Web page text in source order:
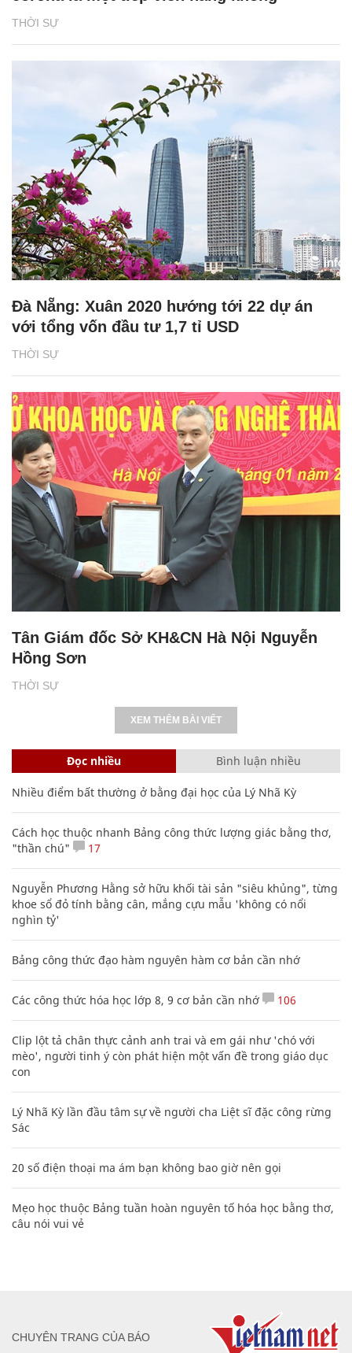
THỜI SỰ
THỜI SỰ
Đà Nẵng: Xuân 2020 hướng tới 22 dự án
với tổng vốn đầu tư 1,7 tỉ USD
THỜI SỰ
Tân Giám đốc Sở KH&CN Hà Nội Nguyễn
Hồng Sơn
XEM THÊM BÀI VIẾT
Đọc nhiều Bình luận nhiều
Nhiều điểm bất thường ở bằng đại học của Lý Nhã Kỳ
Cách học thuộc nhanh Bảng công thức lượng giác bằng thơ,
"thần chú"
17
Nguyễn Phương Hằng sở hữu khối tài sản "siêu khủng", từng
khoe sổ đỏ tính bằng cân, mắng cựu mẫu 'không có nổi
nghìn tỷ'
Bảng công thức đạo hàm nguyên hàm cơ bản cần nhớ
Các công thức hóa học lớp 8, 9 cơ bản cần nhớ 106
Clip lột tả chân thực cảnh anh trai và em gái như 'chó với
mèo', người tinh ý còn phát hiện một vấn đề trong giáo dục
con
Lý Nhã Kỳ lần đầu tâm sự về người cha Liệt sĩ đặc công rừng
Sác
20 số điện thoại ma ám bạn không bao giờ nên gọi
Mẹo học thuộc Bảng tuần hoàn nguyên tố hóa học bằng thơ,
câu nói vui vẻ
CHUYÊN TRANG CỦA BÁO